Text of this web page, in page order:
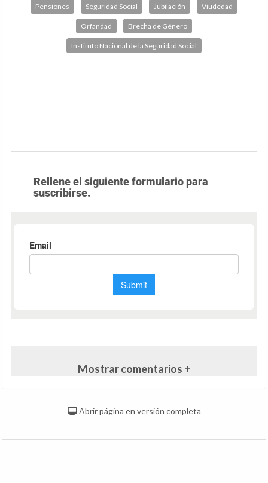
Pensiones Seguridad Social Jubilación Viudedad
Orfandad Brecha de Género
Instituto Nacional de la Seguridad Social
Rellene el siguiente formulario para
suscribirse.
Mostrar comentarios +
Abrir página en versión completa